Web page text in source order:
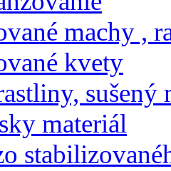
machy ,
kvety
materiál